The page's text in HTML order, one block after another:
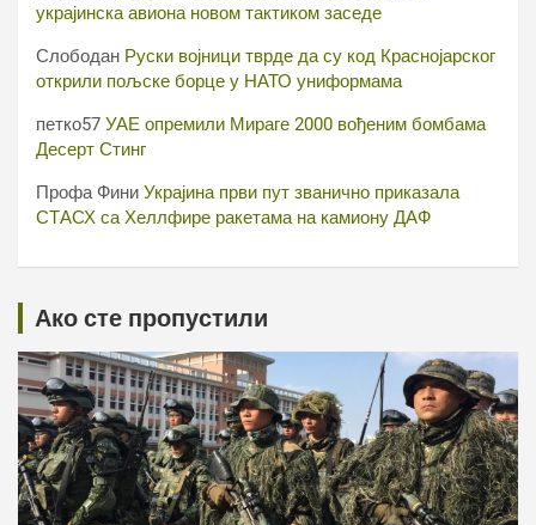
украјинска авиона новом тактиком заседе
Слободан Руски војници тврде да су код Краснојарског
открили пољске борце у НАТО униформама
петко57 УАЕ опремили Мираге 2000 вођеним бомбама
Десерт Стинг
Профа Фини Украјина први пут званично приказала
СТАСХ са Хеллфире ракетама на камиону ДАФ
Ако сте пропустили